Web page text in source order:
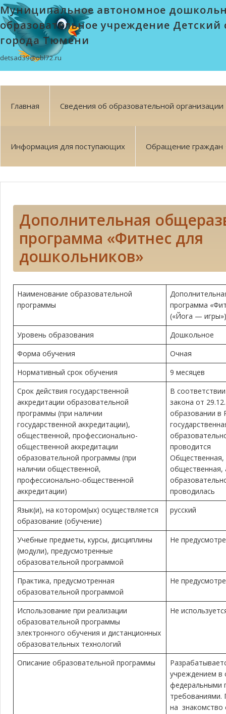
Муниципальное автономное
образовательное учреждение Детский
города Тюмени
detsad39@obl72.ru
Главная Сведения об образовательной организации
Информация для поступающих Обращение граждан
Дополнительная
программа «Фитнес для
дошкольников»
Наименование образовательной
программы
программа
(«Йога — игры»)
Уровень образования
Дошкольное
Форма обучения
Очная
Нормативный срок обучения
9 месяцев
Срок действия государственной
аккредитации образовательной
программы (при наличии
государственной аккредитации),
общественной, профессионально-
общественной аккредитации
образовательной программы (при
наличии общественной,
профессионально-общественной
аккредитации)
В
закона от
образовании в
проводится
Общественная,
общественная,
проводилась
Язык(и), на котором(ых) осуществляется
образование (обучение)
русский
Учебные предметы, курсы, дисциплины
(модули), предусмотренные
образовательной программой
Не
Практика, предусмотренная
образовательной программой
Не
Использование при реализации
образовательной программы
электронного обучения и дистанционных
образовательных технологий
Не
Описание образовательной программы
учреждением в
федеральными
требованиями.
на знакомство